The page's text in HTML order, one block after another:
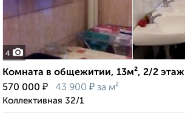
4
Комната в общежитии, 13м², 2/2 этаж
570 000 ₽ 43 900 ₽ за м²
Коллективная 32/1